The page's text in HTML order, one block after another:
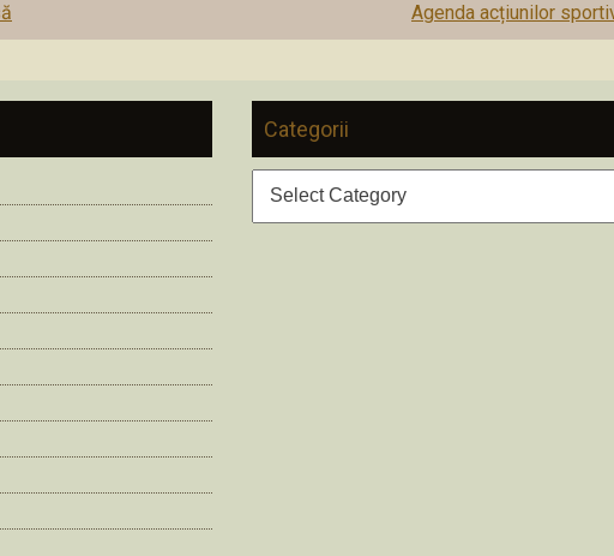
Agenda acțiunilor
Categorii